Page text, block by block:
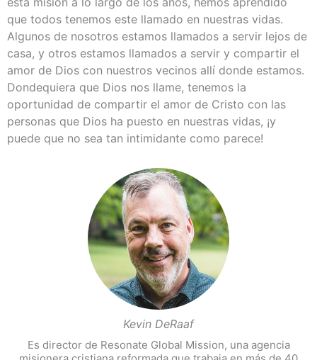
que todos tenemos este llamado en nuestras vidas.
Algunos de nosotros estamos llamados a servir lejos de
casa, y otros estamos llamados a servir y compartir el
amor de Dios con nuestros vecinos allí donde estamos.
Dondequiera que Dios nos llame, tenemos la
oportunidad de compartir el amor de Cristo con las
personas que Dios ha puesto en nuestras vidas, ¡y
puede que no sea tan intimidante como parece!
Kevin DeRaaf
Es director de Resonate Global Mission, una agencia